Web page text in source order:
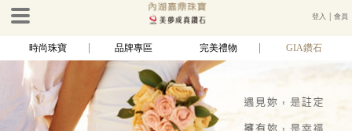
登入 │會員
時尚珠寶 品牌專區 完美禮物 GIA鑽石